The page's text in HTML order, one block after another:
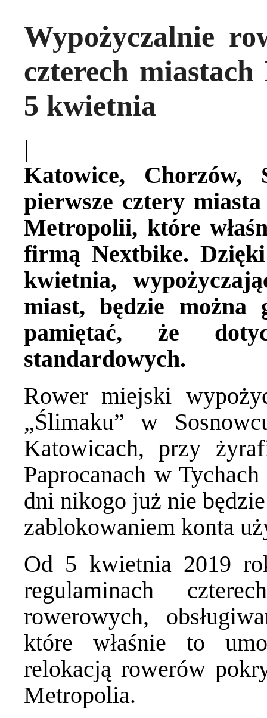
Wypożyczalnie
czterech
5 kwietnia
|
Katowice, Chorzów,
pierwsze cztery
Metropolii, które
firmą Nextbike.
kwietnia,
miast, będzie
pamiętać, że
standardowych.
Rower miejski
„Ślimaku” w
Katowicach, przy
Paprocanach w
dni nikogo już nie
zablokowaniem konta
Od 5 kwietnia 2019
regulaminach
rowerowych,
które właśnie to
relokacją rowerów
Metropolia.